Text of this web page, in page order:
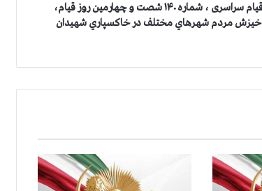
قيام سراسری ، شماره ۱۴۰ شصت و چهارمین روز قیام،
خیزش مردم شهرهاي مختلف در خاكسپاري شهيدان